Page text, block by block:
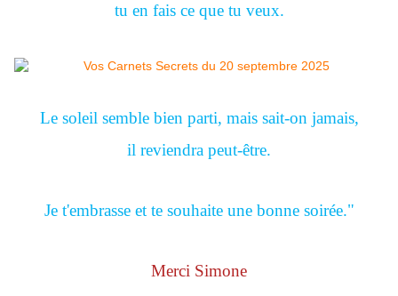
tu en fais ce que tu veux.
Le soleil semble bien parti, mais sait-on jamais,
il reviendra peut-être.
Je t'embrasse et te souhaite une bonne soirée."
Merci Simone